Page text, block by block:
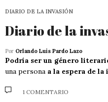
DIARIO DE LA INVASIÓN
Diario de la
Por Orlando Luis Pardo Lazo
Podría ser un género
una persona a la espera de
1 COMENTARIO